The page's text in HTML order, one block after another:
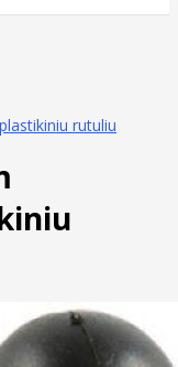
rutuliu